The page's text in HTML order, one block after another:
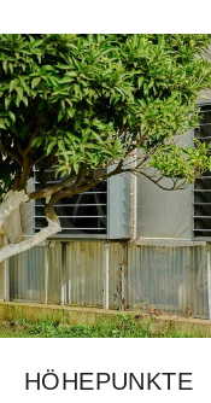
HÖHEPUNKTE